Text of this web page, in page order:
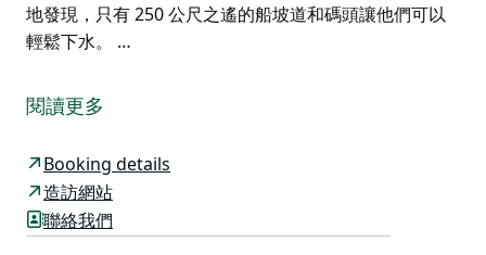
地發現，只有 250 公尺之遙的船坡道和碼頭讓他們可以
輕鬆下水。 …
河畔度假勝地，擁有 16 棟豪華獨立別墅，所有別墅均可
飽覽麥克利河 (Macleay River) 的壯麗景色。度假村分為
別墅均採用清新時尚的海岸風格設計，並配備現代化的舒
適設施。
別墅內設有配備高品質電器的全套廚房和洗衣設施，讓您
閱讀更多
Booking details
造訪網站
聯絡我們